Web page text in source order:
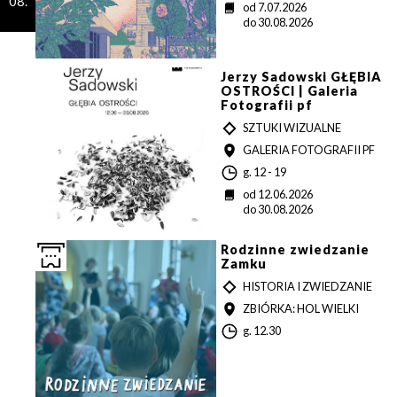
d
a
D
od 7.07.2026
do 30.08.2026
Jerzy Sadowski GŁĘBIA
OSTROŚCI | Galeria
Fotografii pf
T
Y
P
SZTUKI WIZUALNE
MIEJSCE
GALERIA FOTOGRAFII PF
G
o
d
n
a
g. 12 - 19
D
od 12.06.2026
do 30.08.2026
Rodzinne zwiedzanie
Zamku
T
Y
P
HISTORIA I ZWIEDZANIE
MIEJSCE
ZBIÓRKA: HOL WIELKI
G
g. 12.30